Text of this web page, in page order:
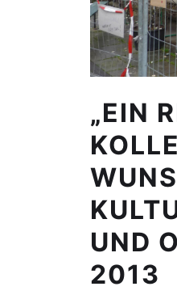
„EIN
UND
2013